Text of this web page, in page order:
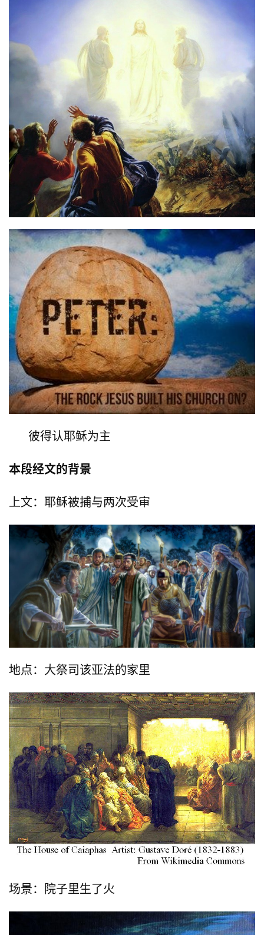
首
页
彼得认耶稣为主
本段经文的背景
上文：耶稣被捕与两次受审
地点：大祭司该亚法的家里
场景：院子里生了火